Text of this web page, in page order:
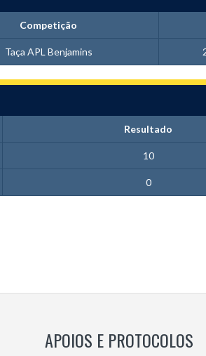
Competição
Taça APL Benjamins
Resultado
10
0
APOIOS E PROTOCOLOS